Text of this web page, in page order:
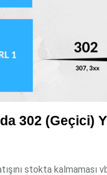
302 (Geçici)
stokta kalmaması